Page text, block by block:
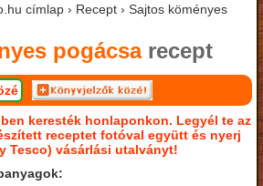
címlap › Recept › Sajtos köményes
pogácsarecept
keresték honlaponkon. Legyél te az
receptet fotóval együtt és nyerj
Tesco) vásárlási utalványt!